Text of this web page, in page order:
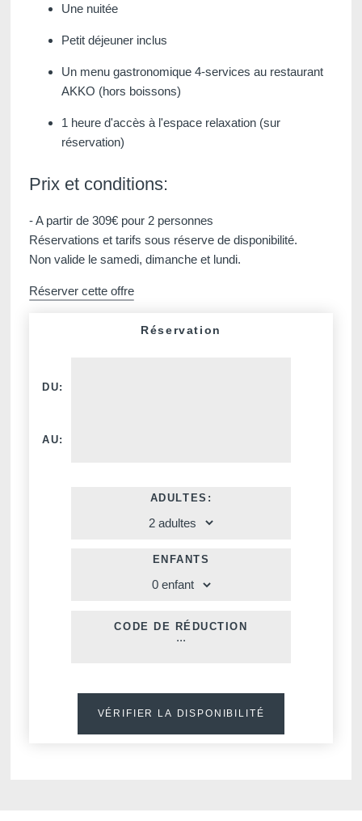
Une nuitée
Petit déjeuner inclus
Un menu gastronomique 4-services au restaurant
AKKO (hors boissons)
1 heure d'accès à l'espace relaxation (sur
réservation)
Prix et conditions:
- A partir de 309€ pour 2 personnes
Réservations et tarifs sous réserve de disponibilité.
Non valide le samedi, dimanche et lundi.
Réserver cette offre
Réservation
DU:
AU:
ADULTES:
ENFANTS
CODE DE RÉDUCTION
VÉRIFIER LA DISPONIBILITÉ
Louvain, 4*